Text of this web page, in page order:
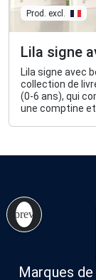
Prod. excl.
Lila signe
Lila signe avec
collection de
(0-6 ans), qui
une comptine
Marques